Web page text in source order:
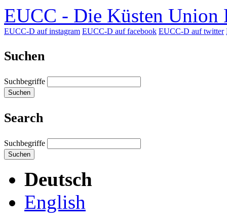
EUCC - Die Küsten Union
EUCC-D auf instagram EUCC-D auf facebook EUCC-D auf twitter
Suchen
Suchbegriffe
Suchen
Search
Suchbegriffe
Suchen
Deutsch
English